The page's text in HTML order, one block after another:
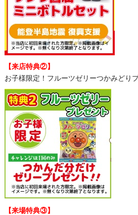
【来店特典②】
お子様限定！フルーツゼリーつかみどり
【来場特典③】